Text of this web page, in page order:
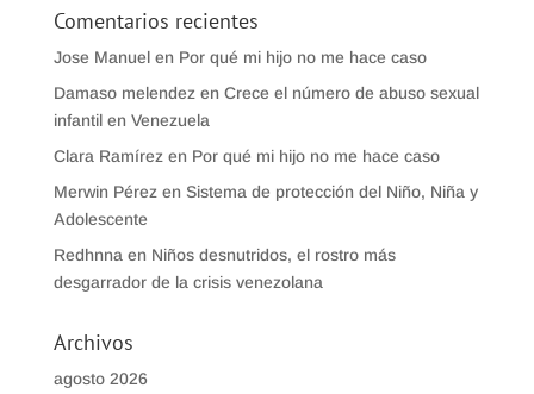
Comentarios recientes
Jose Manuelen Por qué mi hijo no me hace caso
Damaso melendez en Crece el número de abuso sexual
infantil en Venezuela
Clara Ramírez en Por qué mi hijo no me hace caso
Merwin Pérez en Sistema de protección del Niño, Niña y
Adolescente
Redhnna en Niños desnutridos, el rostro más
desgarrador de la crisis venezolana
Archivos
agosto 2026